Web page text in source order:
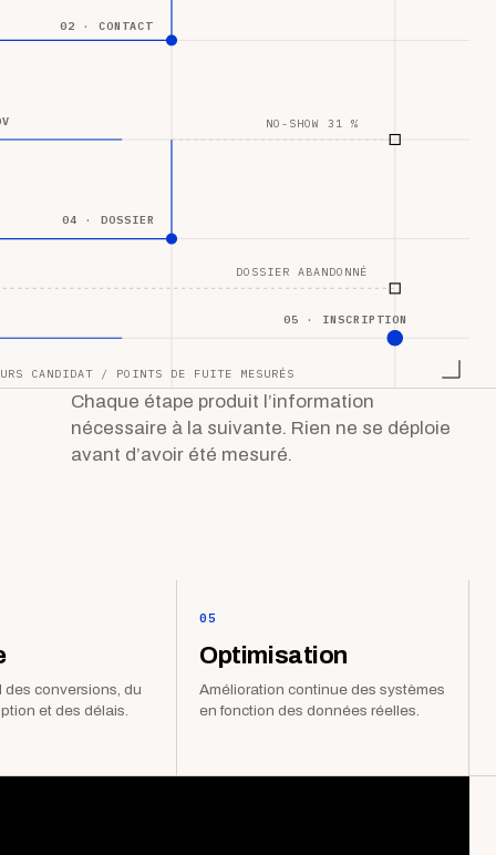
02 · CONTACT
04 · DOSSIER
05 · INSCRIPTION
NO-SHOW 31 %
DOSSIER ABANDONNÉ
CANDIDAT / POINTS DE FUITE MESURÉS
Chaque étape produit l’information
nécessaire à la suivante. Rien ne se déploie
avant d’avoir été mesuré.
des conversions, du
et des délais.
05
Optimisation
Amélioration continue des systèmes
en fonction des données réelles.